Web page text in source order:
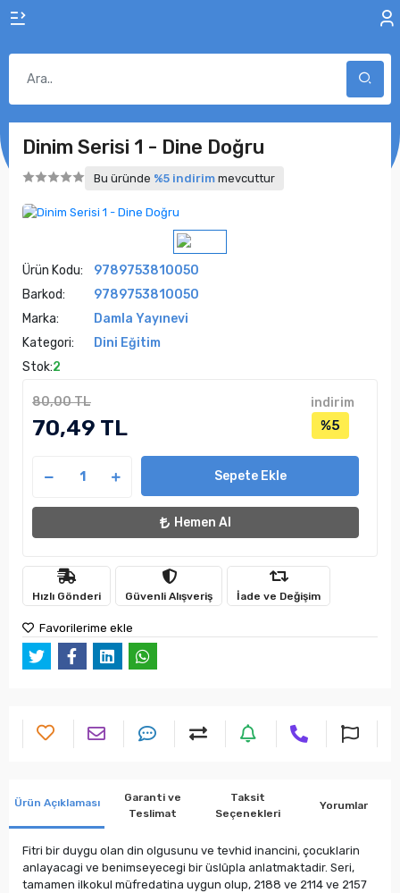
Dinim Serisi 1 - Dine Doğru
Bu üründe %5 indirim mevcuttur
Ürün Kodu:
9789753810050
Barkod:
9789753810050
Marka:
Damla Yayınevi
Kategori:
Dini Eğitim
Stok:2
80,00 TL
70,49 TL
indirim
%5
Sepete Ekle
Hemen Al
Hızlı Gönderi Güvenli Alışveriş İade ve Değişim
Favorilerime ekle
Ürün Açıklaması
Garanti ve
Teslimat
Taksit
Seçenekleri
Yorumlar
Fitri bir duygu olan din olgusunu ve tevhid inancini, çocuklarin
anlayacagi ve benimseyecegi bir üslûpla anlatmaktadir. Seri,
tamamen ilkokul müfredatina uygun olup, 2188 ve 2114 ve 2157